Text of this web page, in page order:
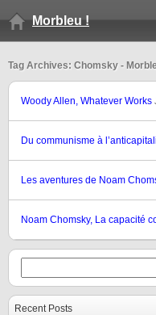
Morbleu !
Tag Archives: Chomsky -
Woody Allen, Whatever Works
Du communisme à
Les aventures de Noam
Noam Chomsky, La capacité
Recent Posts